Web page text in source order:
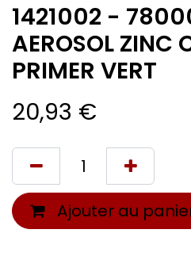
1421002 -
AEROSOL ZINC
PRIMER VERT
20,93 €
Ajouter au